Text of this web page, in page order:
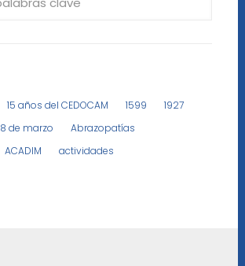
15 años del CEDOCAM 1599
1927
8 de marzo
Abrazopatías
ACADIM actividades